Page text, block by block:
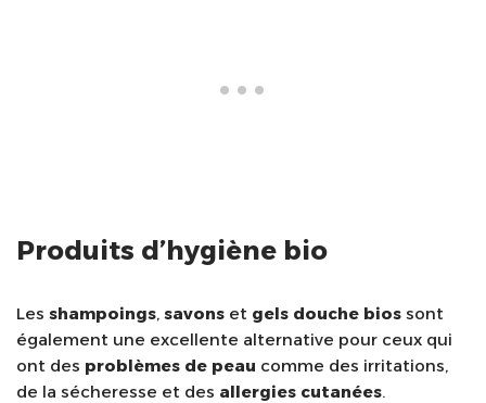
Produits d’hygiène bio
Les shampoings, savons et gels douche bios sont
également une excellente alternative pour ceux qui
ont des problèmes de peau comme des irritations,
de la sécheresse et des allergies cutanées.